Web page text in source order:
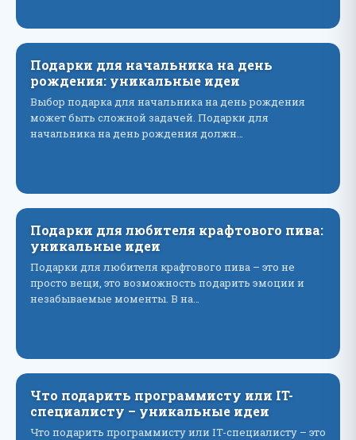
Подарки для начальника на день
рождения: уникальные идеи
Выбор подарка для начальника на день рождения
может быть сложной задачей. Подарки для
начальника на день рождения должн…
Подарки для любителя крафтового пива:
уникальные идеи
Подарки для любителя крафтового пива – это не
просто вещи, это возможность подарить эмоции и
незабываемые моменты. В на…
Что подарить программисту или IT-
специалисту – уникальные идеи
Что подарить программисту или IT-специалисту – это